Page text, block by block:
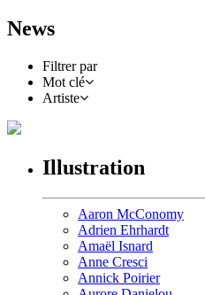
News
Filtrer par
Mot clé
Artiste
Illustration
Aaron McConomy
Adrien Ehrhardt
Amaël Isnard
Anne Cresci
Annick Poirier